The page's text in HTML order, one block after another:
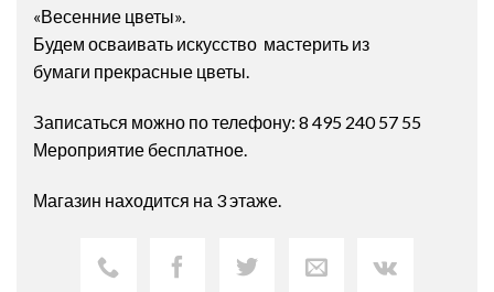
«Весенние цветы».
Будем осваивать искусство мастерить из
бумаги прекрасные цветы.
Записаться можно по телефону: 8 495 240 57 55
Мероприятие бесплатное.
Магазин находится на 3 этаже.